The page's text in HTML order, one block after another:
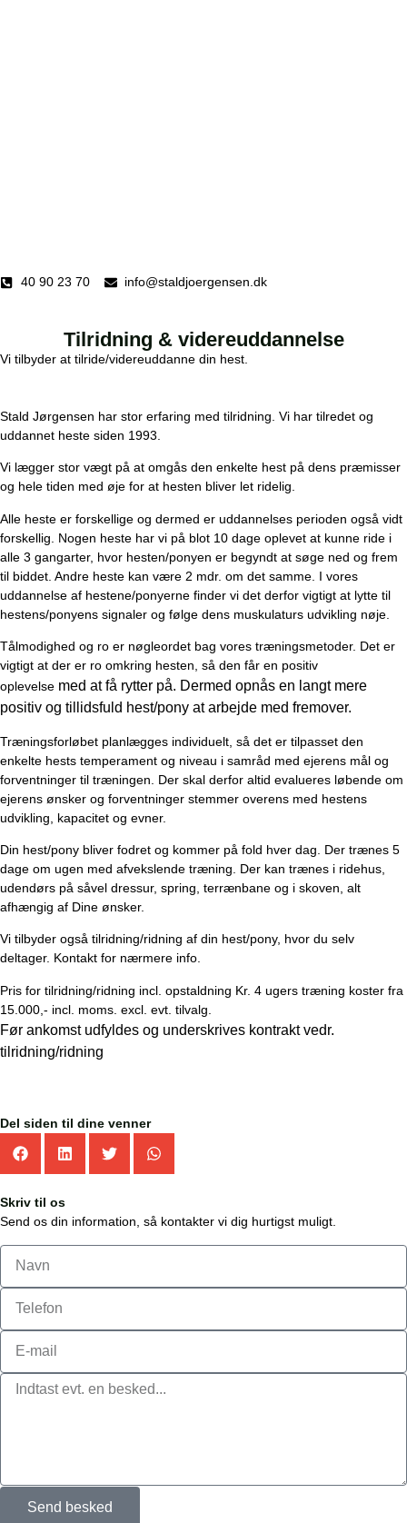
40 90 23 70 info@staldjoergensen.dk
Tilridning & videreuddannelse
Vi tilbyder at tilride/videreuddanne din hest.
Stald Jørgensen har stor erfaring med tilridning. Vi har tilredet og
uddannet heste siden 1993.
Vi lægger stor vægt på at omgås den enkelte hest på dens præmisser
og hele tiden med øje for at hesten bliver let ridelig.
Alle heste er forskellige og dermed er uddannelses perioden også vidt
forskellig. Nogen heste har vi på blot 10 dage oplevet at kunne ride i
alle 3 gangarter, hvor hesten/ponyen er begyndt at søge ned og frem
til biddet. Andre heste kan være 2 mdr. om det samme. I vores
uddannelse af hestene/ponyerne finder vi det derfor vigtigt at lytte til
hestens/ponyens signaler og følge dens muskulaturs udvikling nøje.
Tålmodighed og ro er nøgleordet bag vores træningsmetoder. Det er
vigtigt at der er ro omkring hesten, så den får en positiv
oplevelse med at få rytter på. Dermed opnås en langt mere
positiv og tillidsfuld hest/pony at arbejde med fremover.
Træningsforløbet planlægges individuelt, så det er tilpasset den
enkelte hests temperament og niveau i samråd med ejerens mål og
forventninger til træningen. Der skal derfor altid evalueres løbende om
ejerens ønsker og forventninger stemmer overens med hestens
udvikling, kapacitet og evner.
Din hest/pony bliver fodret og kommer på fold hver dag. Der trænes 5
dage om ugen med afvekslende træning. Der kan trænes i ridehus,
udendørs på såvel dressur, spring, terrænbane og i skoven, alt
afhængig af Dine ønsker.
Vi tilbyder også tilridning/ridning af din hest/pony, hvor du selv
deltager. Kontakt for nærmere info.
Pris for tilridning/ridning incl. opstaldning Kr. 4 ugers træning koster fra
15.000,- incl. moms. excl. evt. tilvalg.
Før ankomst udfyldes og underskrives kontrakt vedr.
tilridning/ridning
Del siden til dine venner
Skriv til os
Send os din information, så kontakter vi dig hurtigst muligt.
Send besked